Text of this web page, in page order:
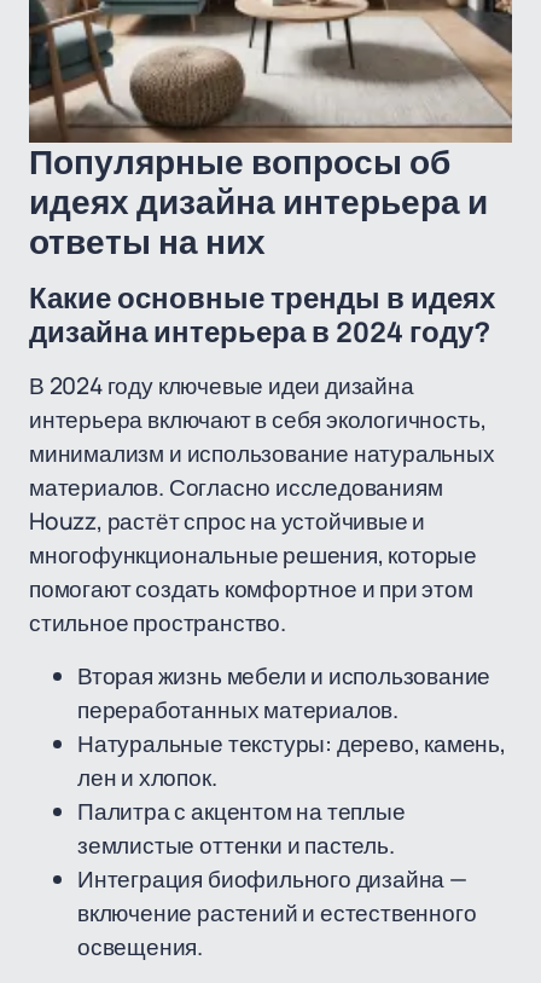
Популярные вопросы об
идеях дизайна интерьера и
ответы на них
Какие основные тренды в идеях
дизайна интерьера в 2024 году?
В 2024 году ключевые идеи дизайна
интерьера включают в себя экологичность,
минимализм и использование натуральных
материалов. Согласно исследованиям
Houzz, растёт спрос на устойчивые и
многофункциональные решения, которые
помогают создать комфортное и при этом
стильное пространство.
Вторая жизнь мебели и использование
переработанных материалов.
Натуральные текстуры: дерево, камень,
лен и хлопок.
Палитра с акцентом на теплые
землистые оттенки и пастель.
Интеграция биофильного дизайна —
включение растений и естественного
освещения.